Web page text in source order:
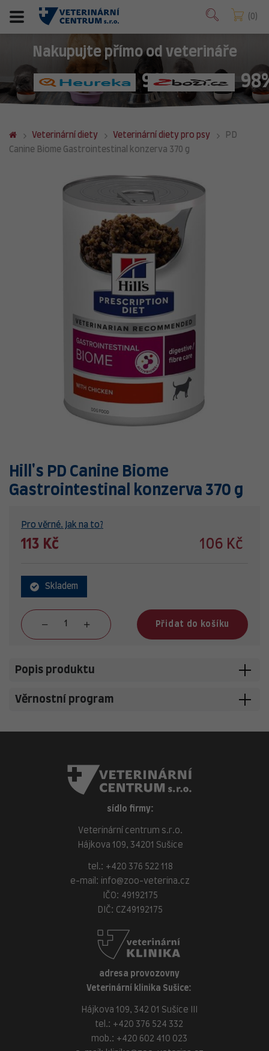
0
Nakupujte přímo od veterináře
98%
Veterinární diety Veterinární diety pro psy
PD
Canine Biome Gastrointestinal konzerva 370 g
Hill's PD Canine Biome
Gastrointestinal konzerva 370 g
Pro věrné. Jak na to?
113 Kč 106 Kč
Skladem
Přidat do košíku
Popis produktu
Věrnostní program
sídlo firmy:
Veterinární centrum s.r.o.
Hájkova 109, 34201 Sušice
tel.: +420 376 522 118
e-mail:
info@zoo-veterina.cz
IČO: 49192175
DIČ: CZ49192175
adresa provozovny
Veterinární klinika Sušice:
Hájkova 109, 342 01 Sušice III
tel.: +420 376 524 332
mob.: +420 602 410 023